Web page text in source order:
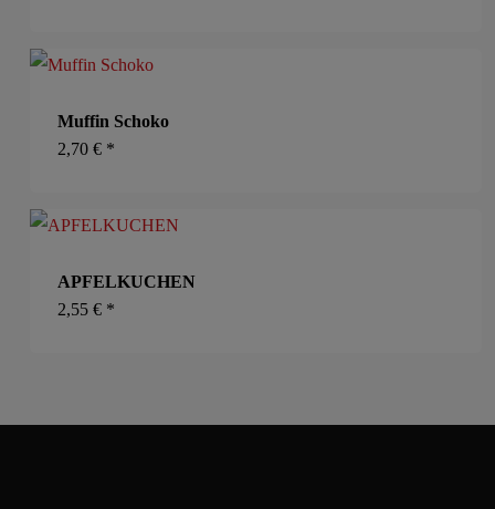
Muffin Schoko
2,70 € *
APFELKUCHEN
2,55 € *